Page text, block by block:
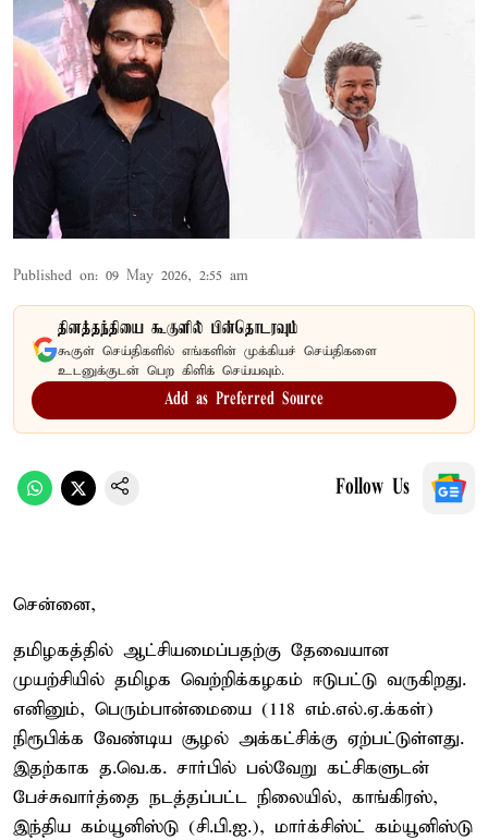
Published on: 09 May 2026, 2:55 am
தினத்தந்தியை கூகுளில் பின்தொடரவும்
கூகுள் செய்திகளில் எங்களின் முக்கியச் செய்திகளை
உடனுக்குடன் பெற கிளிக் செய்யவும்.
Add as Preferred Source
Follow Us
சென்னை,
தமிழகத்தில் ஆட்சியமைப்பதற்கு தேவையான
முயற்சியில் தமிழக வெற்றிக்கழகம் ஈடுபட்டு வருகிறது.
எனினும், பெரும்பான்மையை (118 எம்.எல்.ஏ.க்கள்)
நிரூபிக்க வேண்டிய சூழல் அக்கட்சிக்கு ஏற்பட்டுள்ளது.
இதற்காக த.வெ.க. சார்பில் பல்வேறு கட்சிகளுடன்
பேச்சுவார்த்தை நடத்தப்பட்ட நிலையில், காங்கிரஸ்,
இந்திய கம்யூனிஸ்டு (சி.பி.ஐ.), மார்க்சிஸ்ட் கம்யூனிஸ்டு